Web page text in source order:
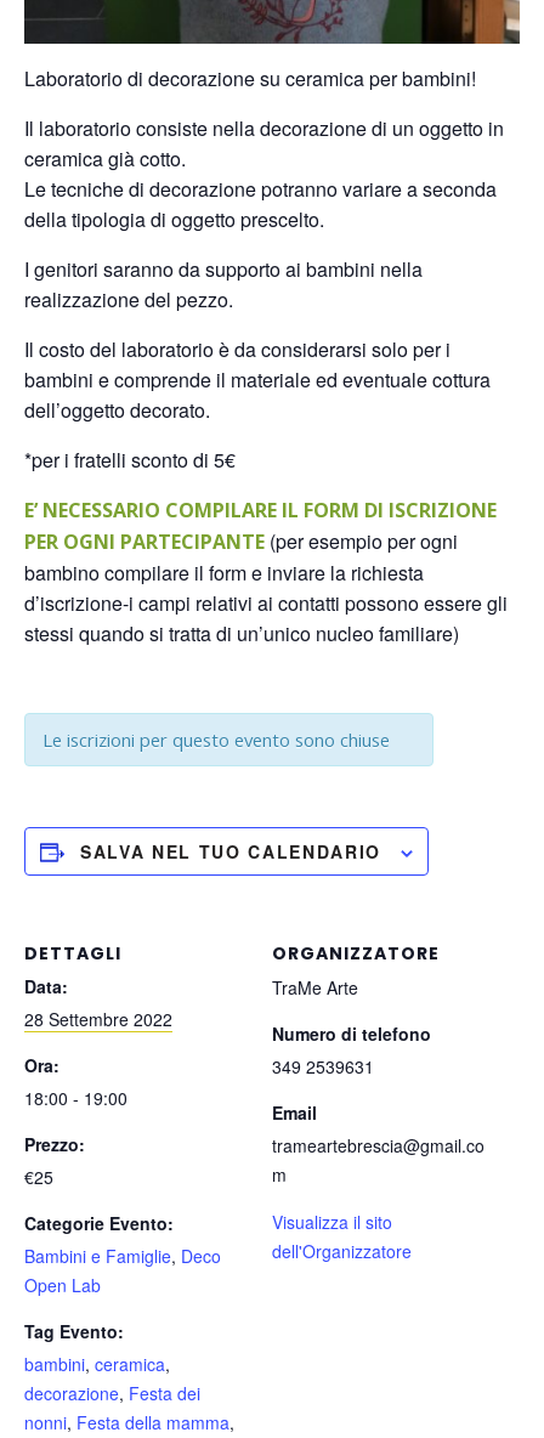
Laboratorio di decorazione su ceramica per bambini!
Il laboratorio consiste nella decorazione di un oggetto in
ceramica già cotto.
Le tecniche di decorazione potranno variare a seconda
della tipologia di oggetto prescelto.
I genitori saranno da supporto ai bambini nella
realizzazione del pezzo.
Il costo del laboratorio è da considerarsi solo per i
bambini e comprende il materiale ed eventuale cottura
dell’oggetto decorato.
*per i fratelli sconto di 5€
E’ NECESSARIO COMPILARE IL FORM DI ISCRIZIONE
PER OGNI PARTECIPANTE (per esempio per ogni
bambino compilare il form e inviare la richiesta
d’iscrizione-i campi relativi ai contatti possono essere gli
stessi quando si tratta di un’unico nucleo familiare)
Le iscrizioni per questo evento sono chiuse
SALVA NEL TUO CALENDARIO
DETTAGLI
Data:
28 Settembre 2022
Ora:
18:00 - 19:00
Prezzo:
€25
Categorie Evento:
Bambini e Famiglie, Deco
Open Lab
Tag Evento:
bambini, ceramica,
decorazione, Festa dei
nonni, Festa della mamma,
ORGANIZZATORE
TraMe Arte
Numero di telefono
349 2539631
Email
trameartebrescia@gmail.co
m
Visualizza il sito
dell'Organizzatore